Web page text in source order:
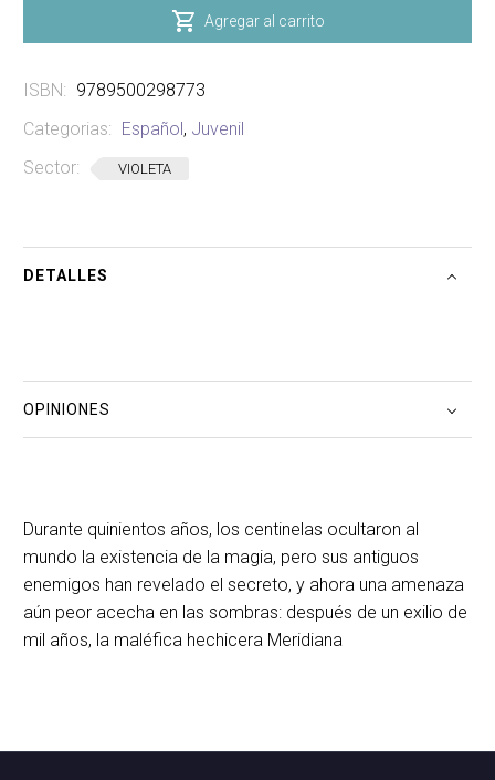
EX
3)
cantidad
 Agregar al carrito
ISBN: 9789500298773
Categorias:
Español , Juvenil
Sector:
VIOLETA
DETALLES
OPINIONES
Durante quinientos años, los centinelas ocultaron al
mundo la existencia de la magia, pero sus antiguos
enemigos han revelado el secreto, y ahora una amenaza
aún peor acecha en las sombras: después de un exilio de
mil años, la maléfica hechicera Meridiana